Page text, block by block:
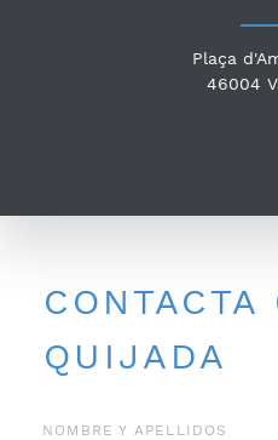
Plaça
46004
CONTACTA
QUIJADA
NOMBRE Y APELLIDOS